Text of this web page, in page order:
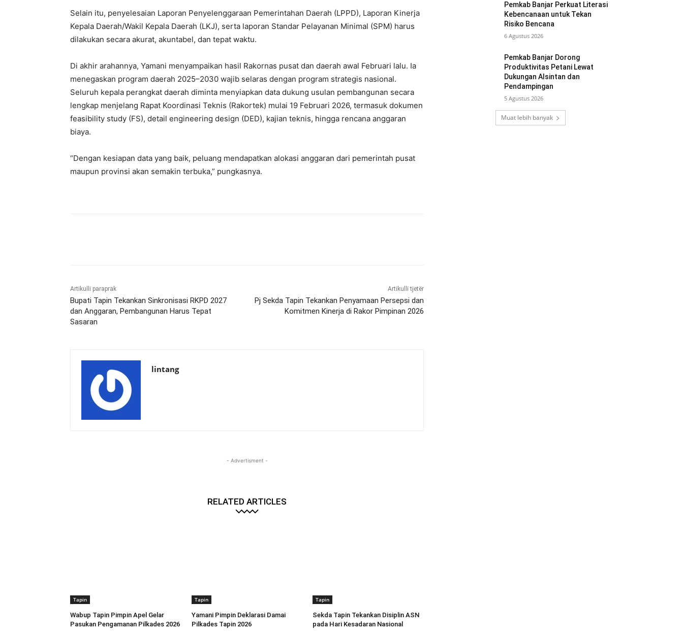
Selain itu, penyelesaian Laporan Penyelenggaraan Pemerintahan Daerah (LPPD), Laporan Kinerja
Kepala Daerah/Wakil Kepala Daerah (LKJ), serta laporan Standar Pelayanan Minimal (SPM) harus
dilakukan secara akurat, akuntabel, dan tepat waktu.
Di akhir arahannya, Yamani menyampaikan hasil Rakornas pusat dan daerah awal Februari lalu. Ia
menegaskan program daerah 2025–2030 wajib selaras dengan program strategis nasional.
Seluruh kepala perangkat daerah diminta menyiapkan data dukung usulan pembangunan secara
lengkap menjelang Rapat Koordinasi Teknis (Rakortek) mulai 19 Februari 2026, termasuk dokumen
feasibility study (FS), detail engineering design (DED), kajian teknis, hingga rencana anggaran
biaya.
“Dengan kesiapan data yang baik, peluang mendapatkan alokasi anggaran dari pemerintah pusat
maupun provinsi akan semakin terbuka,” pungkasnya.
Artikulli paraprak
Bupati Tapin Tekankan Sinkronisasi RKPD 2027
dan Anggaran, Pembangunan Harus Tepat
Sasaran
Artikulli tjetër
Pj Sekda Tapin Tekankan Penyamaan Persepsi dan
Komitmen Kinerja di Rakor Pimpinan 2026
lintang
- Advertisment -
RELATED ARTICLES
Tapin
Wabup Tapin Pimpin Apel Gelar
Pasukan Pengamanan Pilkades 2026
Tapin
Yamani Pimpin Deklarasi Damai
Pilkades Tapin 2026
Tapin
Sekda Tapin Tekankan Disiplin ASN
pada Hari Kesadaran Nasional
Pemkab Banjar Perkuat Literasi
Kebencanaan untuk Tekan
Risiko Bencana
6 Agustus 2026
Pemkab Banjar Dorong
Produktivitas Petani Lewat
Dukungan Alsintan dan
Pendampingan
5 Agustus 2026
Muat lebih banyak